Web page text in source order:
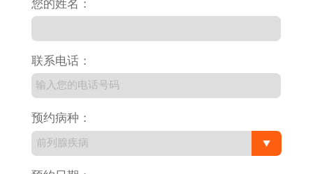
您的姓名：
联系电话：
预约病种：